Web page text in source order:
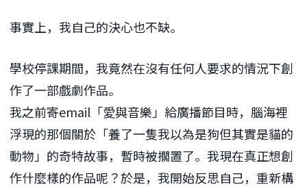
事實上，我自己的決心也不缺。
學校停課期間，我竟然在沒有任何人要求的情況下創
作了一部戲劇作品。
我之前寄email「愛與音樂」給廣播節目時，腦海裡
浮現的那個關於「養了一隻我以為是狗但其實是貓的
動物」的奇特故事，暫時被擱置了。我現在真正想創
作什麼樣的作品呢？於是，我開始反思自己，重新構